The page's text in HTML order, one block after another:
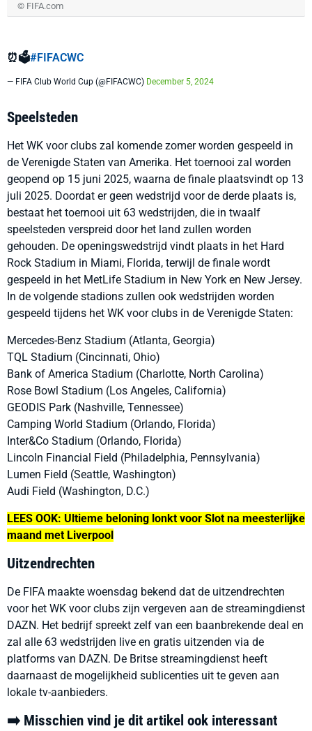
© FIFA.com
⏰🗳️#FIFACWC
— FIFA Club World Cup (@FIFACWC) December 5, 2024
Speelsteden
Het WK voor clubs zal komende zomer worden gespeeld in
de Verenigde Staten van Amerika. Het toernooi zal worden
geopend op 15 juni 2025, waarna de finale plaatsvindt op 13
juli 2025. Doordat er geen wedstrijd voor de derde plaats is,
bestaat het toernooi uit 63 wedstrijden, die in twaalf
speelsteden verspreid door het land zullen worden
gehouden. De openingswedstrijd vindt plaats in het Hard
Rock Stadium in Miami, Florida, terwijl de finale wordt
gespeeld in het MetLife Stadium in New York en New Jersey.
In de volgende stadions zullen ook wedstrijden worden
gespeeld tijdens het WK voor clubs in de Verenigde Staten:
Mercedes-Benz Stadium (Atlanta, Georgia)
TQL Stadium (Cincinnati, Ohio)
Bank of America Stadium (Charlotte, North Carolina)
Rose Bowl Stadium (Los Angeles, California)
GEODIS Park (Nashville, Tennessee)
Camping World Stadium (Orlando, Florida)
Inter&Co Stadium (Orlando, Florida)
Lincoln Financial Field (Philadelphia, Pennsylvania)
Lumen Field (Seattle, Washington)
Audi Field (Washington, D.C.)
LEES OOK: Ultieme beloning lonkt voor Slot na meesterlijke
maand met Liverpool
Uitzendrechten
De FIFA maakte woensdag bekend dat de uitzendrechten
voor het WK voor clubs zijn vergeven aan de streamingdienst
DAZN. Het bedrijf spreekt zelf van een baanbrekende deal en
zal alle 63 wedstrijden live en gratis uitzenden via de
platforms van DAZN. De Britse streamingdienst heeft
daarnaast de mogelijkheid sublicenties uit te geven aan
lokale tv-aanbieders.
➡️ Misschien vind je dit artikel ook interessant